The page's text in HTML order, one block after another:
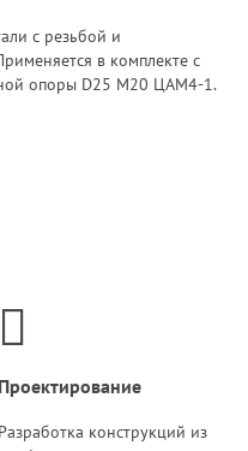
с резьбой и
в комплекте с
опоры D25 M20 ЦАМ4-1.
Проектирование
Разработка конструкций из